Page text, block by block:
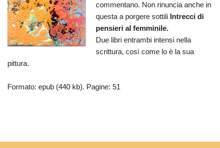
commentano. Non rinuncia anche in
questa a porgere sottili Intrecci di
pensieri al femminile.
Due libri entrambi intensi nella
scrittura, così come lo è la sua
pittura.
Formato: epub (440 kb). Pagine: 51